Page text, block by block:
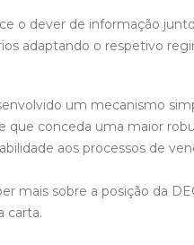
o dever de informação
adaptando o respetivo
um mecanismo
que conceda uma maior
aos processos de
mais sobre a posição da
carta.